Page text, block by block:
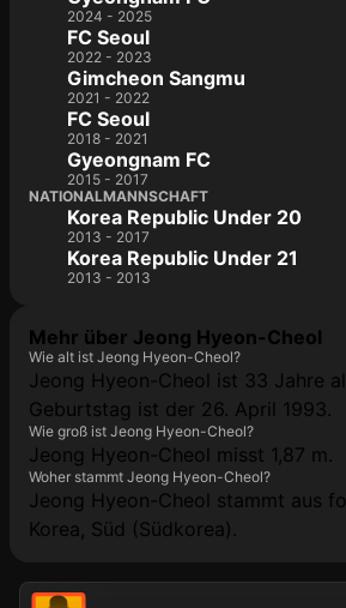
2024 - 2025
FC Seoul
2022 - 2023
Gimcheon Sangmu
2021 - 2022
FC Seoul
2018 - 2021
Gyeongnam FC
2015 - 2017
NATIONALMANNSCHAFT
Korea Republic Under 20
2013 - 2017
Korea Republic Under 21
2013 - 2013
Mehr über Jeong Hyeon-Cheol
Wie alt ist Jeong Hyeon-Cheol?
Jeong Hyeon-Cheol ist 33 Jahre
Geburtstag ist der 26. April 1993.
Wie groß ist Jeong Hyeon-Cheol?
Jeong Hyeon-Cheol misst 1,87 m.
Woher stammt Jeong Hyeon-Cheol?
Jeong Hyeon-Cheol stammt aus
Korea, Süd (Südkorea).